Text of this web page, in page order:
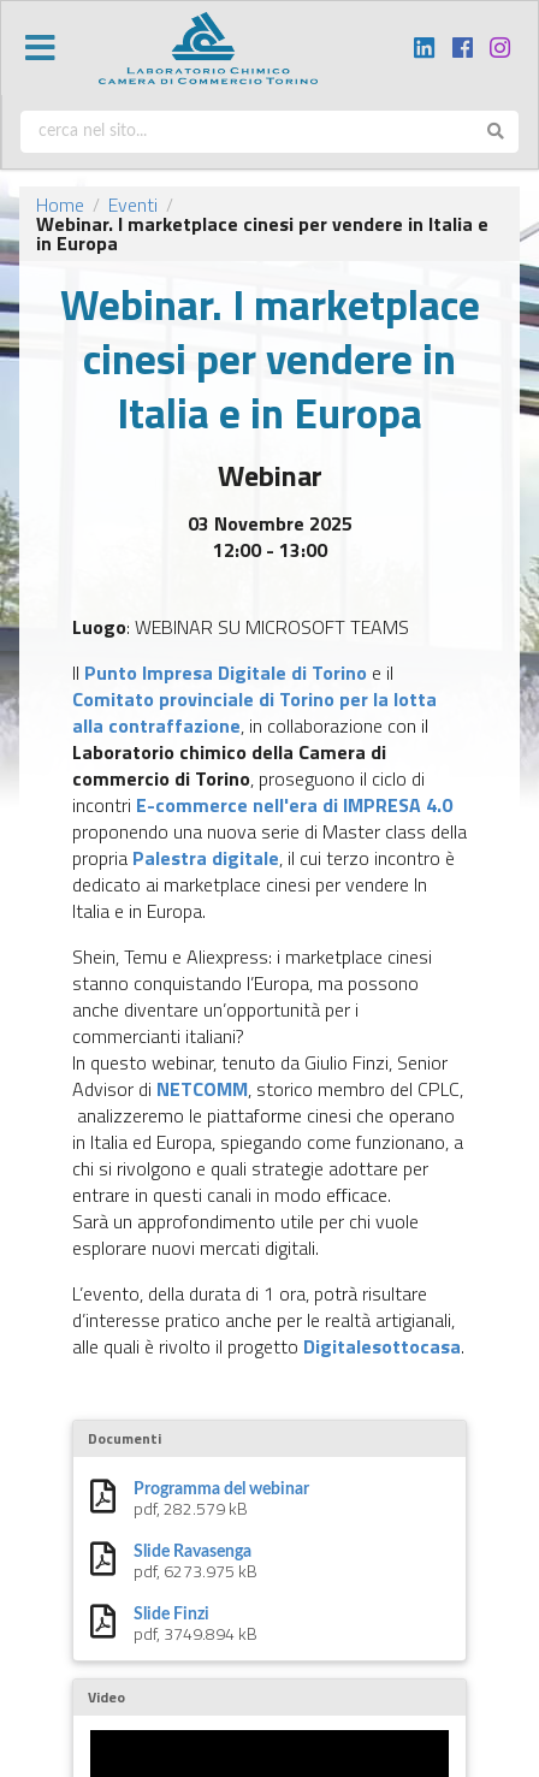
Home / Eventi /
Webinar. I marketplace cinesi per vendere in Italia e
in Europa
Webinar. I marketplace
cinesi per vendere in
Italia e in Europa
Webinar
03 Novembre 2025
12:00 - 13:00
Luogo: WEBINAR SU MICROSOFT TEAMS
Il Punto Impresa Digitale di Torino e il
Comitato provinciale di Torino per la lotta
alla contraffazione, in collaborazione con il
Laboratorio chimico della Camera di
commercio di Torino, proseguono il ciclo di
incontri E-commerce nell'era di IMPRESA 4.0
proponendo una nuova serie di Master class della
propria Palestra digitale, il cui terzo incontro è
dedicato ai marketplace cinesi per vendere In
Italia e in Europa.
Shein, Temu e Aliexpress: i marketplace cinesi
stanno conquistando l’Europa, ma possono
anche diventare un’opportunità per i
commercianti italiani?
In questo webinar, tenuto da Giulio Finzi, Senior
Advisor di NETCOMM, storico membro del CPLC,
analizzeremo le piattaforme cinesi che operano
in Italia ed Europa, spiegando come funzionano, a
chi si rivolgono e quali strategie adottare per
entrare in questi canali in modo efficace.
Sarà un approfondimento utile per chi vuole
esplorare nuovi mercati digitali.
L’evento, della durata di 1 ora, potrà risultare
d’interesse pratico anche per le realtà artigianali,
alle quali è rivolto il progetto Digitalesottocasa.
Documenti
Programma del webinar
pdf, 282.579 kB
Slide Ravasenga
pdf, 6273.975 kB
Slide Finzi
pdf, 3749.894 kB
Video